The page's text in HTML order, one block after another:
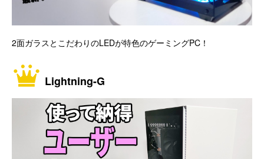
2面ガラスとこだわりのLEDが特色のゲーミングPC！
Lightning-G